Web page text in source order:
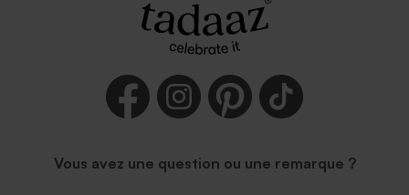
Vous avez une question ou une remarque ?